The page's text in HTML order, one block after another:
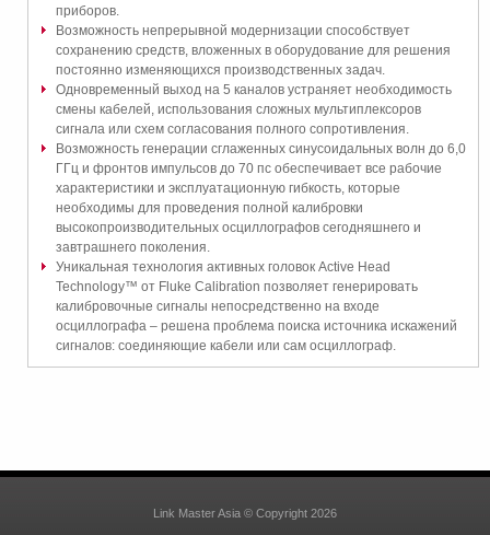
приборов.
Возможность непрерывной модернизации способствует
сохранению средств, вложенных в оборудование для решения
постоянно изменяющихся производственных задач.
Одновременный выход на 5 каналов устраняет необходимость
смены кабелей, использования сложных мультиплексоров
сигнала или схем согласования полного сопротивления.
Возможность генерации сглаженных синусоидальных волн до 6,0
ГГц и фронтов импульсов до 70 пс обеспечивает все рабочие
характеристики и эксплуатационную гибкость, которые
необходимы для проведения полной калибровки
высокопроизводительных осциллографов сегодняшнего и
завтрашнего поколения.
Уникальная технология активных головок Active Head
Technology™ от Fluke Calibration позволяет генерировать
калибровочные сигналы непосредственно на входе
осциллографа – решена проблема поиска источника искажений
сигналов: соединяющие кабели или сам осциллограф.
Link Master Asia © Copyright 2026